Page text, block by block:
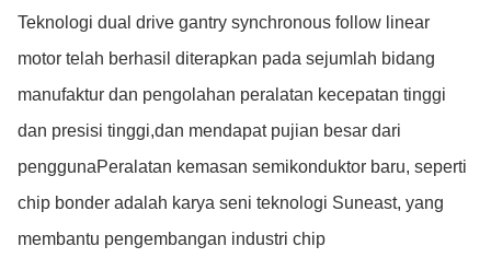
Teknologi dual drive gantry synchronous follow linear
motor telah berhasil diterapkan pada sejumlah bidang
manufaktur dan pengolahan peralatan kecepatan tinggi
dan presisi tinggi,dan mendapat pujian besar dari
penggunaPeralatan kemasan semikonduktor baru, seperti
chip bonder adalah karya seni teknologi Suneast, yang
membantu pengembangan industri chip